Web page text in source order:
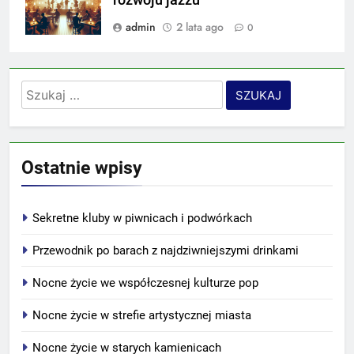
admin
2 lata ago 0
Szukaj:
Ostatnie wpisy
Sekretne kluby w piwnicach i podwórkach
Przewodnik po barach z najdziwniejszymi drinkami
Nocne życie we współczesnej kulturze pop
Nocne życie w strefie artystycznej miasta
Nocne życie w starych kamienicach